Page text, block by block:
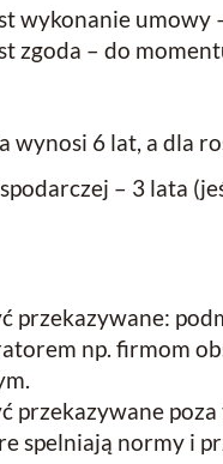
wykonanie
zgoda – do
6 lat, a dla
– 3 lata
przekazywane:
np. firmom
spelniają normy i